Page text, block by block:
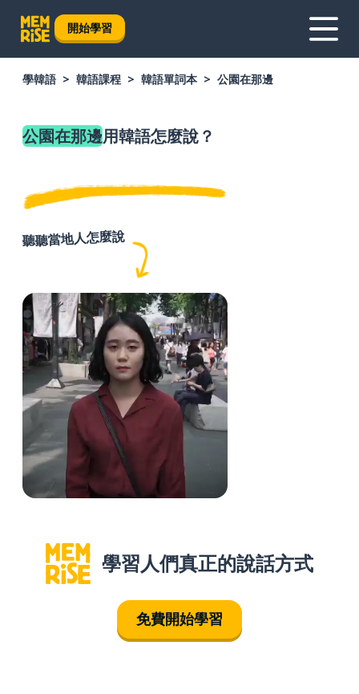
開始學習
學韓語 韓語課程 韓語單詞本 公園在那邊
公園在那邊用韓語怎麼說？
聽聽當地人怎麼說
學習人們真正的說話方式
免費開始學習